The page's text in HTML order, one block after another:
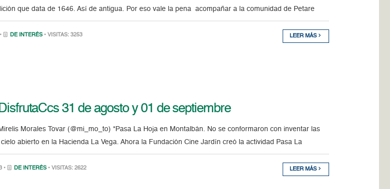
que data de 1646. Así de antigua. Por eso vale la pena acompañar a la comunidad de Petare
DE INTERÉS • VISITAS: 3253 LEER MÁS
31 de agosto y 01 de septiembre
Morales Tovar (@mi_mo_to) *Pasa La Hoja en Montalbán. No se conformaron con inventar las
abierto en la Hacienda La Vega. Ahora la Fundación Cine Jardín creó la actividad Pasa La
• DE INTERÉS • VISITAS: 2622 LEER MÁS